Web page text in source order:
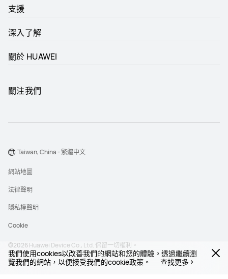
我們使用cookies以改善我們的網站和您的體驗。透過繼續瀏
覽我們的網站，以便接受我們的cookie政策。
查找更多
支援
深入了解
關於 HUAWEI
關注我們
©2026 Huawei Device Co., Ltd. 保留一切權利。
網站地圖
法律聲明
隱私權聲明
Cookie
Taiwan, China - 繁體中文